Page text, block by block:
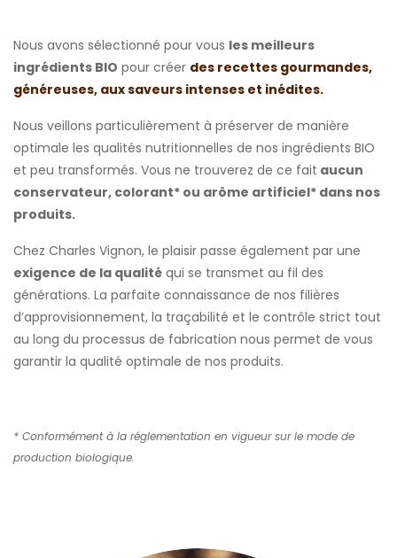
Nous avons sélectionné pour vous les meilleurs
ingrédients BIO pour créer des recettes gourmandes,
généreuses, aux saveurs intenses et inédites.
Nous veillons particulièrement à préserver de manière
optimale les qualités nutritionnelles de nos ingrédients BIO
et peu transformés. Vous ne trouverez de ce fait aucun
conservateur, colorant* ou arôme artificiel* dans nos
produits.
Chez Charles Vignon, le plaisir passe également par une
exigence de la qualité qui se transmet au fil des
générations. La parfaite connaissance de nos filières
d’approvisionnement, la traçabilité et le contrôle strict tout
au long du processus de fabrication nous permet de vous
garantir la qualité optimale de nos produits.
* Conformément à la réglementation en vigueur sur le mode de
production biologique.